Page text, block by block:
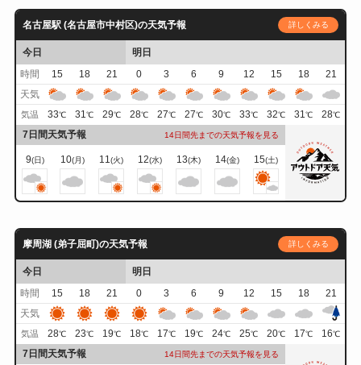
名古屋駅 (名古屋市中村区)の天気予報 詳しくみる
今日
明日
時間
15 18 21 0 3 6 9 12 15 18
21
天気
気温 33℃ 31℃ 29℃ 28℃ 27℃ 27℃ 30℃ 33℃ 32℃ 31℃ 28℃
7日間天気予報 14日間先までの天気予報を見る
9(日) 10(月) 11(火) 12(水) 13(木) 14(金) 15(土)
摩周湖 (弟子屈町)の天気予報 詳しくみる
今日
明日
時間
15 18 21 0 3 6 9 12 15 18
21
天気
気温 28℃ 23℃ 19℃ 18℃ 17℃ 19℃ 24℃ 25℃ 20℃ 17℃ 16℃
7日間天気予報 14日間先までの天気予報を見る